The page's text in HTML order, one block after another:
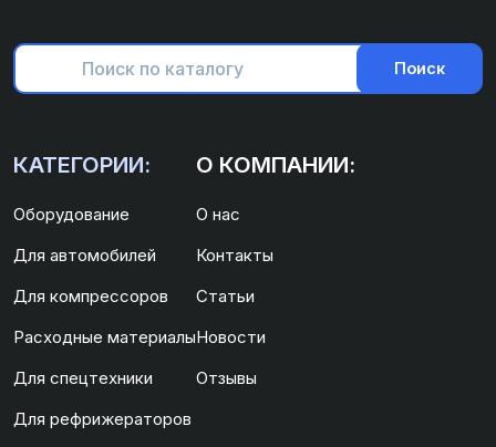
Поиск
КАТЕГОРИИ:
Оборудование
Для автомобилей
Для компрессоров
Расходные материалы
Для спецтехники
Для рефрижераторов
О КОМПАНИИ:
О нас
Контакты
Статьи
Новости
Отзывы